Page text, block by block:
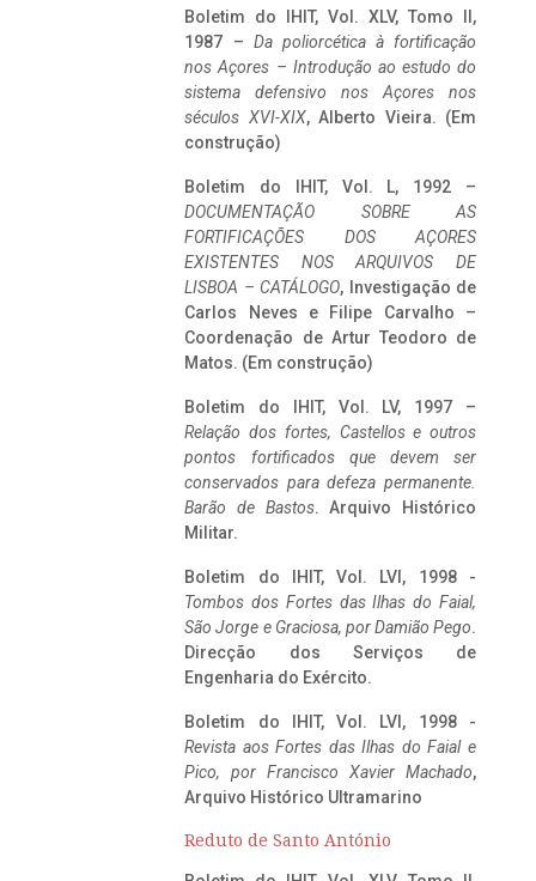
Boletim do IHIT, Vol. XLV, Tomo II,
1987 – Da poliorcética à fortificação
nos Açores – Introdução ao estudo do
sistema defensivo nos Açores nos
séculos XVI-XIX, Alberto Vieira. (Em
construção)
Boletim do IHIT, Vol. L, 1992 –
DOCUMENTAÇÃO SOBRE AS
FORTIFICAÇÕES DOS AÇORES
EXISTENTES NOS ARQUIVOS DE
LISBOA – CATÁLOGO, Investigação de
Carlos Neves e Filipe Carvalho –
Coordenação de Artur Teodoro de
Matos. (Em construção)
Boletim do IHIT, Vol. LV, 1997 –
Relação dos fortes, Castellos e outros
pontos fortificados que devem ser
conservados para defeza permanente.
Barão de Bastos. Arquivo Histórico
Militar.
Boletim do IHIT, Vol. LVI, 1998 -
Tombos dos Fortes das Ilhas do Faial,
São Jorge e Graciosa, por Damião Pego.
Direcção dos Serviços de
Engenharia do Exército.
Boletim do IHIT, Vol. LVI, 1998 -
Revista aos Fortes das Ilhas do Faial e
Pico, por Francisco Xavier Machado,
Arquivo Histórico Ultramarino
Reduto de Santo António